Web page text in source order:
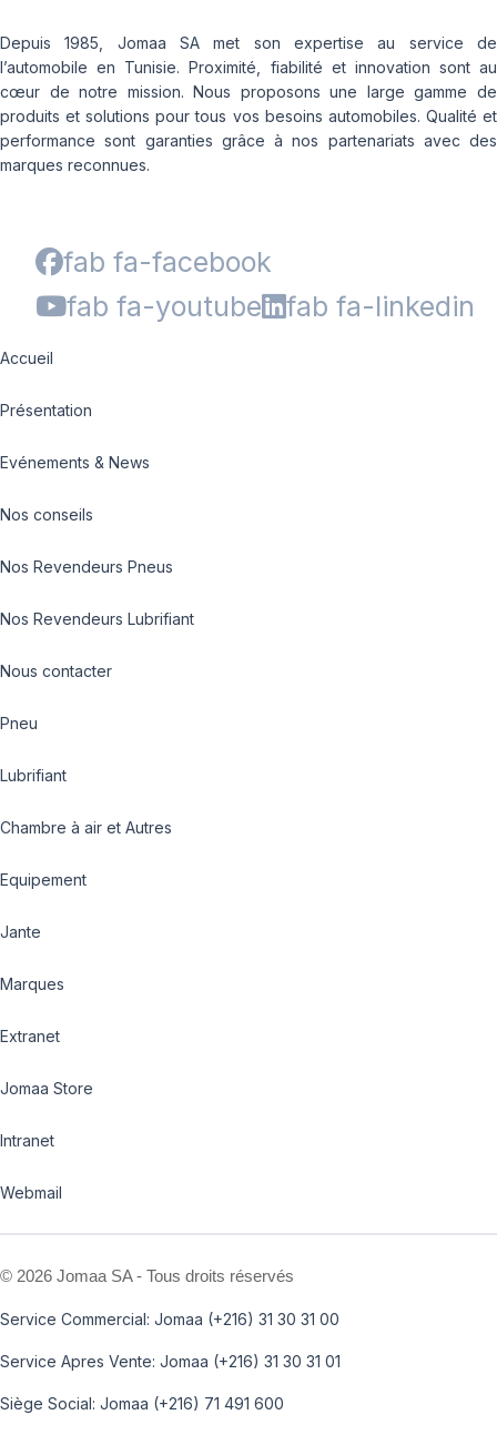
Depuis 1985, Jomaa SA met son expertise au service de
l’automobile en Tunisie. Proximité, fiabilité et innovation sont au
cœur de notre mission. Nous proposons une large gamme de
produits et solutions pour tous vos besoins automobiles. Qualité et
performance sont garanties grâce à nos partenariats avec des
marques reconnues.
fab fa-facebook
fab fa-youtube
fab fa-linkedin
Accueil
Présentation
Evénements & News
Nos conseils
Nos Revendeurs Pneus
Nos Revendeurs Lubrifiant
Nous contacter
Pneu
Lubrifiant
Chambre à air et Autres
Equipement
Jante
Marques
Extranet
Jomaa Store
Intranet
Webmail
© 2026 Jomaa SA - Tous droits réservés
Service Commercial: Jomaa (+216) 31 30 31 00
Service Apres Vente: Jomaa (+216) 31 30 31 01
Siège Social: Jomaa (+216) 71 491 600